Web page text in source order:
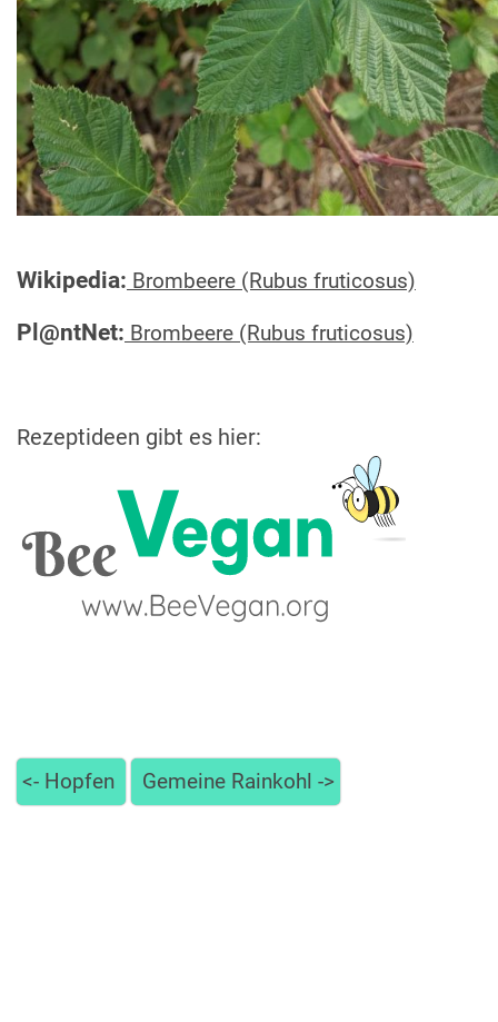
Wikipedia: Brombeere (Rubus fruticosus)
Pl@ntNet: Brombeere (Rubus fruticosus)
Rezeptideen gibt es hier:
<- Hopfen Gemeine Rainkohl ->